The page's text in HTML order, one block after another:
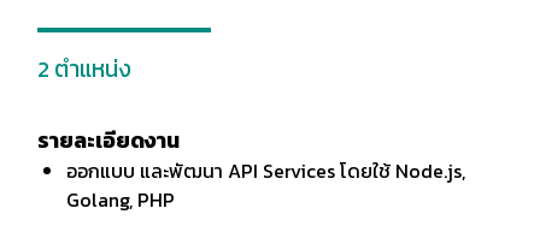
2 ตำแหน่ง
รายละเอียดงาน
ออกแบบ และพัฒนา API Services โดยใช้ Node.js,
Golang, PHP